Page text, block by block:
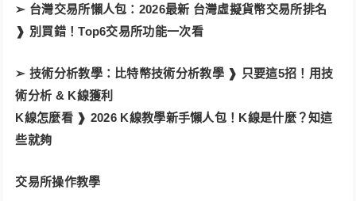
➢ 台灣交易所懶人包： 2026最新 台灣虛擬貨幣交易所排名
❱ 別買錯！Top6交易所功能一次看
➢ 技術分析教學： 比特幣技術分析教學 ❱ 只要這5招！用技
術分析 & K線獲利
K線怎麼看 ❱ 2026 K線教學新手懶人包！K線是什麼？知這
些就夠
交易所操作教學